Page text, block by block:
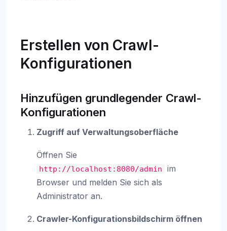
Erstellen von Crawl-
Konfigurationen
Hinzufügen grundlegender Crawl-
Konfigurationen
Zugriff auf Verwaltungsoberfläche
Öffnen Sie
http://localhost:8080/admin
im
Browser und melden Sie sich als
Administrator an.
Crawler-Konfigurationsbildschirm öffnen